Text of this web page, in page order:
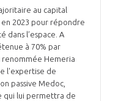
au capital
2023 pour répondre
dans l’espace. A
à 70% par
renommée Hemeria
l'expertise de
passive Medoc,
qui lui permettra de